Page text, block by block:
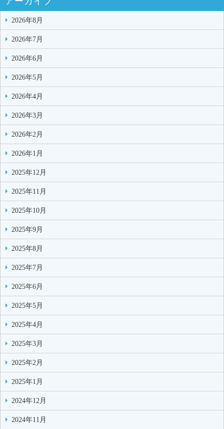
2026年8月
2026年7月
2026年6月
2026年5月
2026年4月
2026年3月
2026年2月
2026年1月
2025年12月
2025年11月
2025年10月
2025年9月
2025年8月
2025年7月
2025年6月
2025年5月
2025年4月
2025年3月
2025年2月
2025年1月
2024年12月
2024年11月